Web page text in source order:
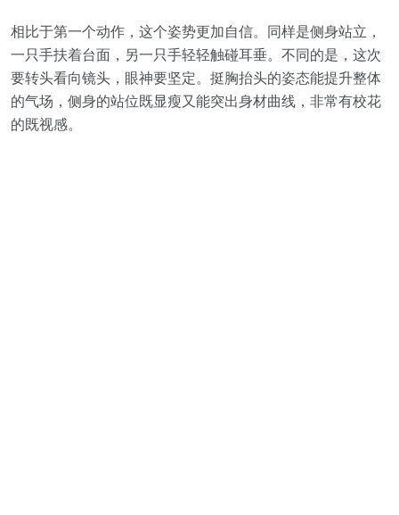
相比于第一个动作，这个姿势更加自信。同样是侧身站立，
一只手扶着台面，另一只手轻轻触碰耳垂。不同的是，这次
要转头看向镜头，眼神要坚定。挺胸抬头的姿态能提升整体
的气场，侧身的站位既显瘦又能突出身材曲线，非常有校花
的既视感。